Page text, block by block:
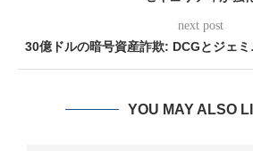
next post
30億ドルの暗号資産詐欺: DCGとジェ
YOU MAY ALSO